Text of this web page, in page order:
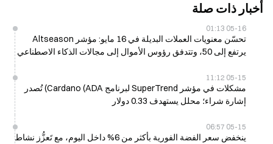
أخبار ذات صلة
05-16 01:13
تحسّن معنويات العملات البديلة في 16 مايو: مؤشر Altseason
يرتفع إلى 50، وتتدفق رؤوس الأموال إلى مجالات الذكاء الاصطناعي
05-15 11:12
مشكلات في مؤشر SuperTrend لبرنامج Cardano (ADA) تُصدر
إشارة شراء؛ محلل يستهدف 0.33 دولار
05-15 06:57
ينخفض سعر الفضة الفورية بأكثر من 6% داخل اليوم، مع تَعزُّز نشاط